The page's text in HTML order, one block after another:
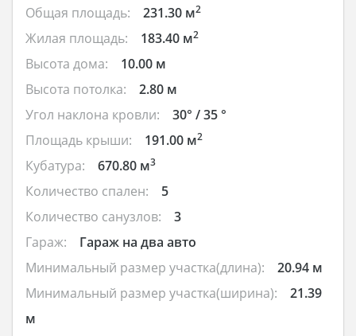
Общая площадь:
231.30 м2
Жилая площадь: 183.40 м2
Высота дома:
10.00 м
Высота потолка:
2.80 м
Угол наклона кровли:
30° / 35 °
Площадь крыши:
191.00 м2
Кубатура: 670.80 м3
Количество спален:
5
Количество санузлов:
3
Гараж:
Гараж на два авто
Минимальный размер участка(длина):
20.94 м
Минимальный размер участка(ширина):
21.39
м